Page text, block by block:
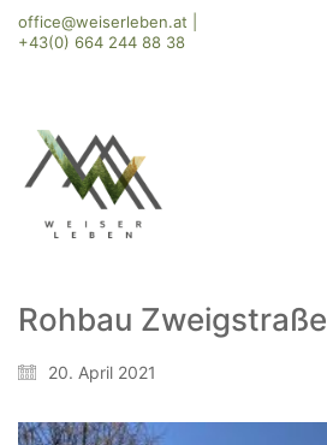
office@weiserleben.at
+43(0) 664 244 88 38
Rohbau Zweigstraße
20. April 2021
WeiserLeben GmbH
A-5020 Salzburg